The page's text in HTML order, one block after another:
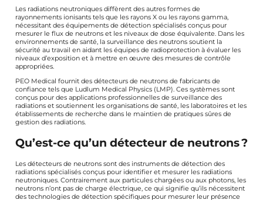
Les radiations neutroniques diffèrent des autres formes de
rayonnements ionisants tels que les rayons X ou les rayons gamma,
nécessitant des équipements de détection spécialisés conçus pour
mesurer le flux de neutrons et les niveaux de dose équivalente. Dans les
environnements de santé, la surveillance des neutrons soutient la
sécurité au travail en aidant les équipes de radioprotection à évaluer les
niveaux d’exposition et à mettre en œuvre des mesures de contrôle
appropriées.
PEO Medical fournit des détecteurs de neutrons de fabricants de
confiance tels que Ludlum Medical Physics (LMP). Ces systèmes sont
conçus pour des applications professionnelles de surveillance des
radiations et soutiennent les organisations de santé, les laboratoires et les
établissements de recherche dans le maintien de pratiques sûres de
gestion des radiations.
Qu’est-ce qu’un détecteur de neutrons ?
Les détecteurs de neutrons sont des instruments de détection des
radiations spécialisés conçus pour identifier et mesurer les radiations
neutroniques. Contrairement aux particules chargées ou aux photons, les
neutrons n’ont pas de charge électrique, ce qui signifie qu’ils nécessitent
des technologies de détection spécifiques pour mesurer leur présence